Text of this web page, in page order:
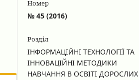
Номер
№ 45 (2016)
Розділ
ІНФОРМАЦІЙНІ ТЕХНОЛОГІЇ ТА
ІННОВАЦІЙНІ МЕТОДИКИ
НАВЧАННЯ В ОСВІТІ ДОРОСЛИХ